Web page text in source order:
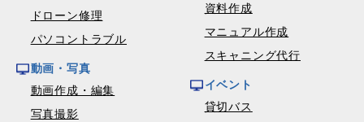
ドローン修理
パソコントラブル
動画・写真
動画作成・編集
写真撮影
資料作成
マニュアル作成
スキャニング代行
イベント
貸切バス